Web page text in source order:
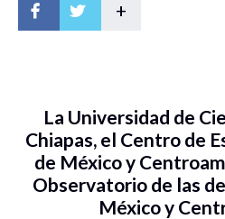
+
La Universidad de
Chiapas, el Centro de
de México y
Observatorio de las
México y